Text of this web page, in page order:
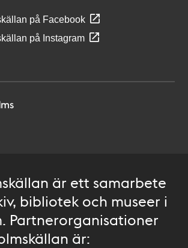
på Facebook
på Instagram
är ett samarbete
bibliotek och museer i
Partnerorganisationer
är: